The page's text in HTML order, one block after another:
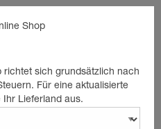
Shop
richtet sich grundsätzlich nach
Für eine aktualisierte
Ihr Lieferland aus.